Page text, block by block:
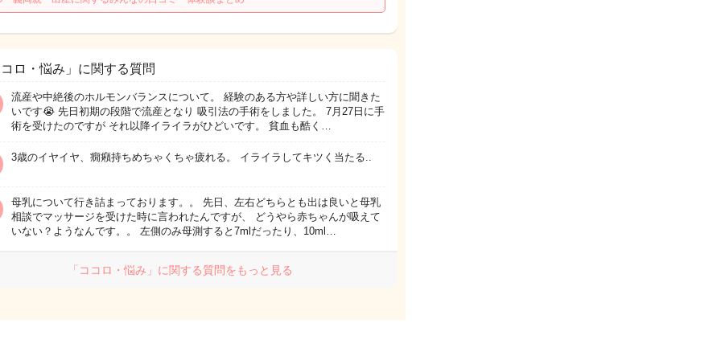
ロ・悩み」に関する質問
流産や中絶後のホルモンバランスについて。 経験のある方や詳しい方に聞きた
いです😭 先日初期の段階で流産となり 吸引法の手術をしました。 7月27日に手
術を受けたのですが それ以降イライラがひどいです。 貧血も酷く…
3歳のイヤイヤ、癇癪持ちめちゃくちゃ疲れる。 イライラしてキツく当たる..
母乳について行き詰まっております。。 先日、左右どちらとも出は良いと母乳
相談でマッサージを受けた時に言われたんですが、 どうやら赤ちゃんが吸えて
いない？ようなんです。。 左側のみ母測すると7mlだったり、10ml…
「ココロ・悩み」に関する質問をもっと見る